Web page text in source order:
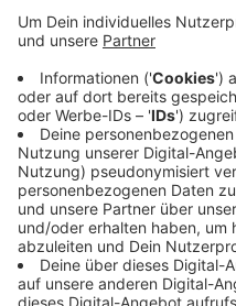
Grund sind
Grüne Straße und von-
Vrasselt sind von heute
gesperrt. Darüber hinaus
Kerstenstraße im
Freitag gesperrt. Auch
dürfen die
Hier gibt es weitere